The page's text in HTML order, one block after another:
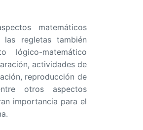
matemáticos
las regletas también
lógico-matemático
actividades de
reproducción de
otros aspectos
importancia para el